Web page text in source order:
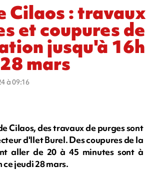
Cilaos : travaux
et coupures de
jusqu'à 16h
mars
à 09:16
Cilaos, des travaux de purges sont
d'Ilet Burel. Des coupures de la
aller de 20 à 45 minutes sont à
jeudi 28 mars.